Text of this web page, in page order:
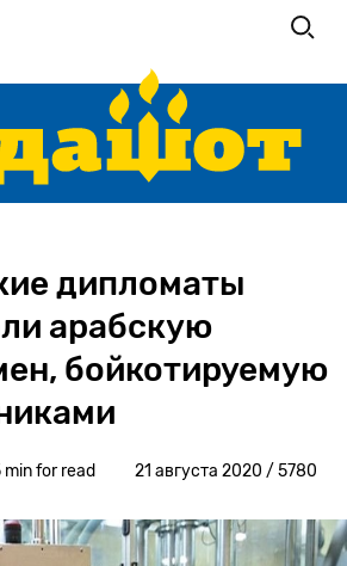
дипломаты
арабскую
бойкотируемую
21 августа 2020 / 5780
min for read